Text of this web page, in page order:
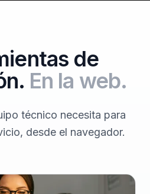
de
En la web.
técnico necesita para
desde el navegador.